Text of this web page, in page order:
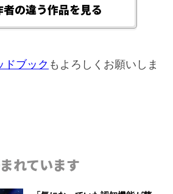
者の違う作品を見る
ドブック もよろしくお願いしま
れています